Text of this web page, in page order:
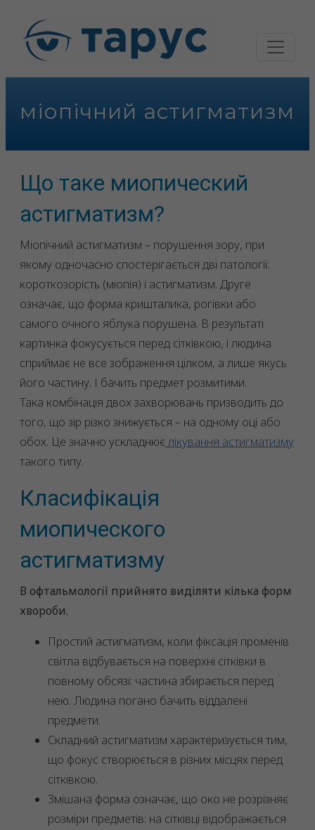
міопічний астигматизм
Що таке миопический
астигматизм?
Міопічний астигматизм – порушення зору, при
якому одночасно спостерігається дві патології:
короткозорість (міопія) і астигматизм. Друге
означає, що форма кришталика, рогівки або
самого очного яблука порушена. В результаті
картинка фокусується перед сітківкою, і людина
сприймає не все зображення цілком, а лише якусь
його частину. І бачить предмет розмитими.
Така комбінація двох захворювань призводить до
того, що зір різко знижується – на одному оці або
обох. Це значно ускладнює лікування астигматизму
такого типу.
Класифікація
миопического
астигматизму
В офтальмології прийнято виділяти кілька форм
хвороби.
Простий астигматизм, коли фіксація променів
світла відбувається на поверхні сітківки в
повному обсязі: частина збирається перед
нею. Людина погано бачить віддалені
предмети.
Складний астигматизм характеризується тим,
що фокус створюється в різних місцях перед
сітківкою.
Змішана форма означає, що око не розрізняє
розміри предметів: на сітківці відображається